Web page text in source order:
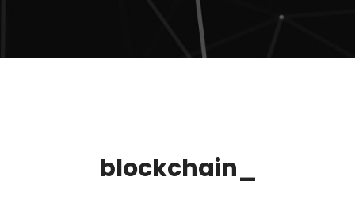
blockchain_